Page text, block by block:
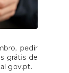
pedir
grátis de
gov.pt.